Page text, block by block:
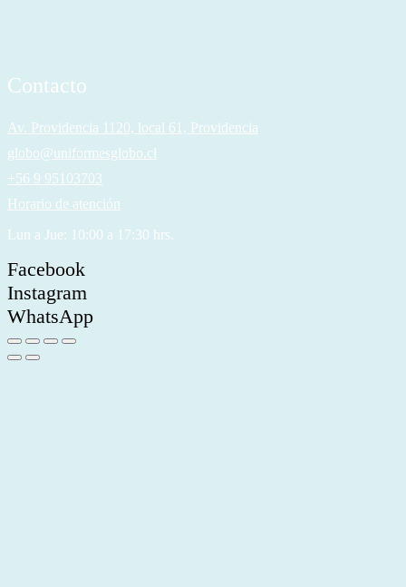
Contacto
Av. Providencia 1120, local 61, Providencia
globo@uniformesglobo.cl
+56 9 95103703
Horario de atención
Lun a Jue: 10:00 a 17:30 hrs.
Facebook
Instagram
WhatsApp